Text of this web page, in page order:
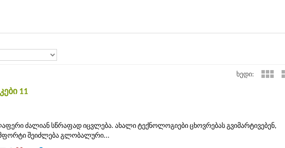
ხედი:
11
ძალიან სწრაფად იცვლება. ახალი ტექნოლოგიები ცხოვრებას გვიმარტივებენ,
შეიძლება გლობალური...